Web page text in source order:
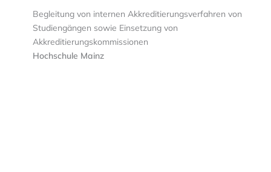
Begleitung von internen Akkreditierungsverfahren von
Studiengängen sowie Einsetzung von
Akkreditierungskommissionen
Hochschule Mainz